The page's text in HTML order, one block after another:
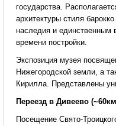
государства.
архитектуры стиля
наследия и единственным
времени постройки.
Экспозиция музея
Нижегородской земли, а
Кирилла. Представлены
Переезд в Дивеево
Посещение Свято-